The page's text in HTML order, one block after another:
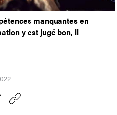
manquantes en
y est jugé bon, il